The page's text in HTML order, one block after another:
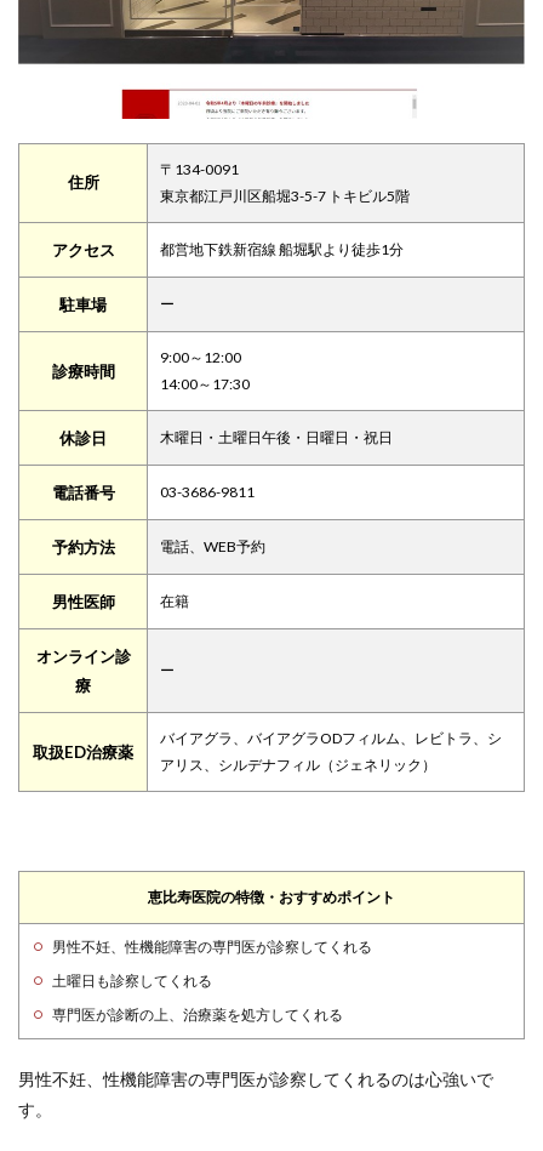
住所
〒134-0091
東京都江戸川区船堀3-5-7 トキビル5階
アクセス 都営地下鉄新宿線 船堀駅より徒歩1分
駐車場 ー
診療時間
9:00～12:00
14:00～17:30
休診日 木曜日・土曜日午後・日曜日・祝日
電話番号 03-3686-9811
予約方法 電話、WEB予約
男性医師 在籍
オンライン診
療
ー
取扱ED治療薬
バイアグラ、バイアグラODフィルム、レビトラ、シ
アリス、シルデナフィル（ジェネリック）
恵比寿医院の特徴・おすすめポイント
男性不妊、性機能障害の専門医が診察してくれる
土曜日も診察してくれる
専門医が診断の上、治療薬を処方してくれる
男性不妊、性機能障害の専門医が診察してくれるのは心強いで
す。